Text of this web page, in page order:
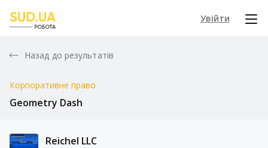
Увійти
Назад до результатів
Корпоративне право
Geometry Dash
Reichel LLC